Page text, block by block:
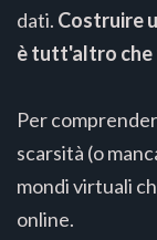
dati. Costruire
è tutt'altro che
Per
scarsità (o
mondi virtuali
online.